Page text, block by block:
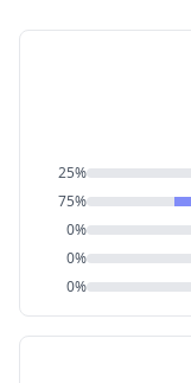
25%
75%
0%
0%
0%